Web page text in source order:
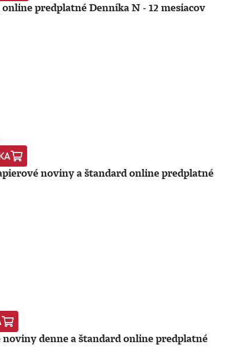
predplatné Denníka N - 12 mesiacov
noviny a štandard online predplatné
noviny denne a štandard online predplatné